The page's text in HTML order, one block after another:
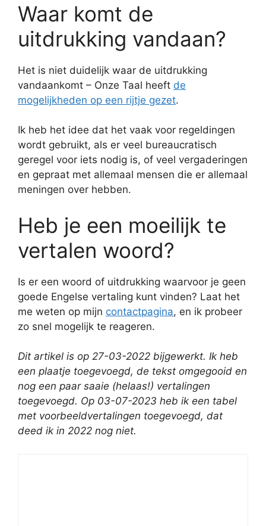
Waar komt de
uitdrukking vandaan?
Het is niet duidelijk waar de uitdrukking
vandaankomt – Onze Taal heeft de
mogelijkheden op een rijtje gezet.
Ik heb het idee dat het vaak voor regeldingen
wordt gebruikt, als er veel bureaucratisch
geregel voor iets nodig is, of veel vergaderingen
en gepraat met allemaal mensen die er allemaal
meningen over hebben.
Heb je een moeilijk te
vertalen woord?
Is er een woord of uitdrukking waarvoor je geen
goede Engelse vertaling kunt vinden? Laat het
me weten op mijn contactpagina, en ik probeer
zo snel mogelijk te reageren.
Dit artikel is op 27-03-2022 bijgewerkt. Ik heb
een plaatje toegevoegd, de tekst omgegooid en
nog een paar saaie (helaas!) vertalingen
toegevoegd. Op 03-07-2023 heb ik een tabel
met voorbeeldvertalingen toegevoegd, dat
deed ik in 2022 nog niet.